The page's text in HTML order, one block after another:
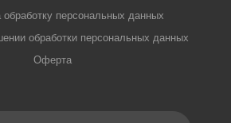
обработку персональных данных
обработки персональных данных
Оферта